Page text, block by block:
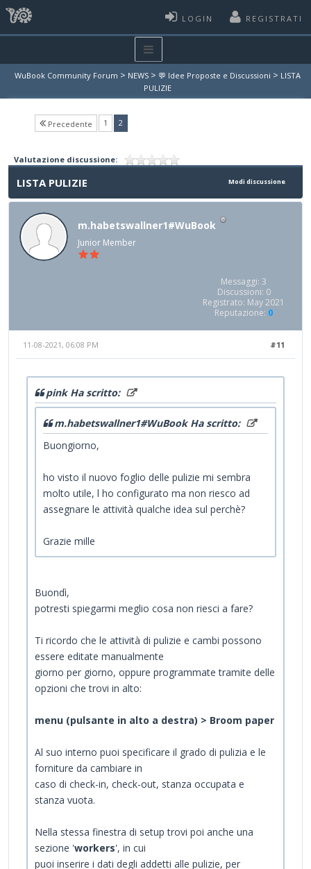
LOGIN REGISTRATI
WuBook Community Forum > NEWS > 💬 Idee Proposte e Discussioni > LISTA
PULIZIE
Precedente 1 2(current)
Valutazione discussione:
Modi discussione
LISTA PULIZIE
m.habetswallner1#WuBook
Junior Member
Messaggi: 3
Discussioni: 0
Registrato: May 2021
Reputazione: 0
#11
11-08-2021, 06:08 PM
pink Ha scritto:
m.habetswallner1#WuBook Ha scritto:
Buongiorno,
ho visto il nuovo foglio delle pulizie mi sembra
molto utile, l ho configurato ma non riesco ad
assegnare le attività qualche idea sul perchè?
Grazie mille
Buondì,
potresti spiegarmi meglio cosa non riesci a fare?
Ti ricordo che le attività di pulizie e cambi possono
essere editate manualmente
giorno per giorno, oppure programmate tramite delle
opzioni che trovi in alto:
menu (pulsante in alto a destra) > Broom paper
Al suo interno puoi specificare il grado di pulizia e le
forniture da cambiare in
caso di check-in, check-out, stanza occupata e
stanza vuota.
Nella stessa finestra di setup trovi poi anche una
sezione 'workers', in cui
puoi inserire i dati degli addetti alle pulizie, per